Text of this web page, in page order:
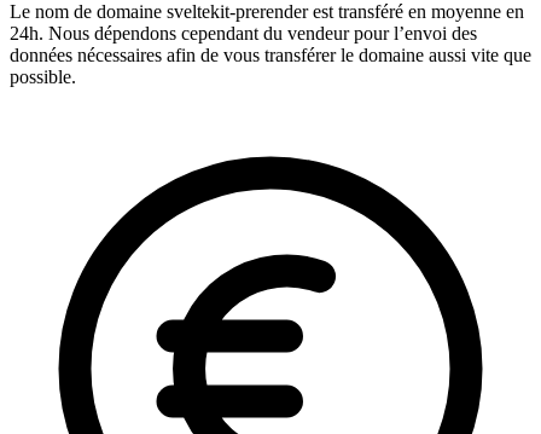
Le nom de domaine sveltekit-prerender est transféré en moyenne en
24h. Nous dépendons cependant du vendeur pour l’envoi des
données nécessaires afin de vous transférer le domaine aussi vite que
possible.